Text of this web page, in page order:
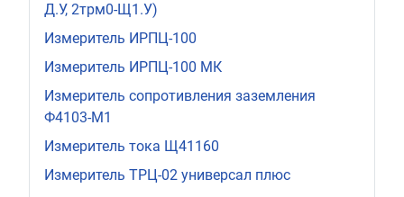
Д.У, 2трм0-Щ1.У)
Измеритель ИРПЦ-100
Измеритель ИРПЦ-100 МК
Измеритель сопротивления заземления
Ф4103-М1
Измеритель тока Щ41160
Измеритель ТРЦ-02 универсал плюс